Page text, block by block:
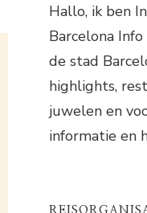
Hallo, ik ben
Barcelona
de stad
highlights,
juwelen en
informatie en